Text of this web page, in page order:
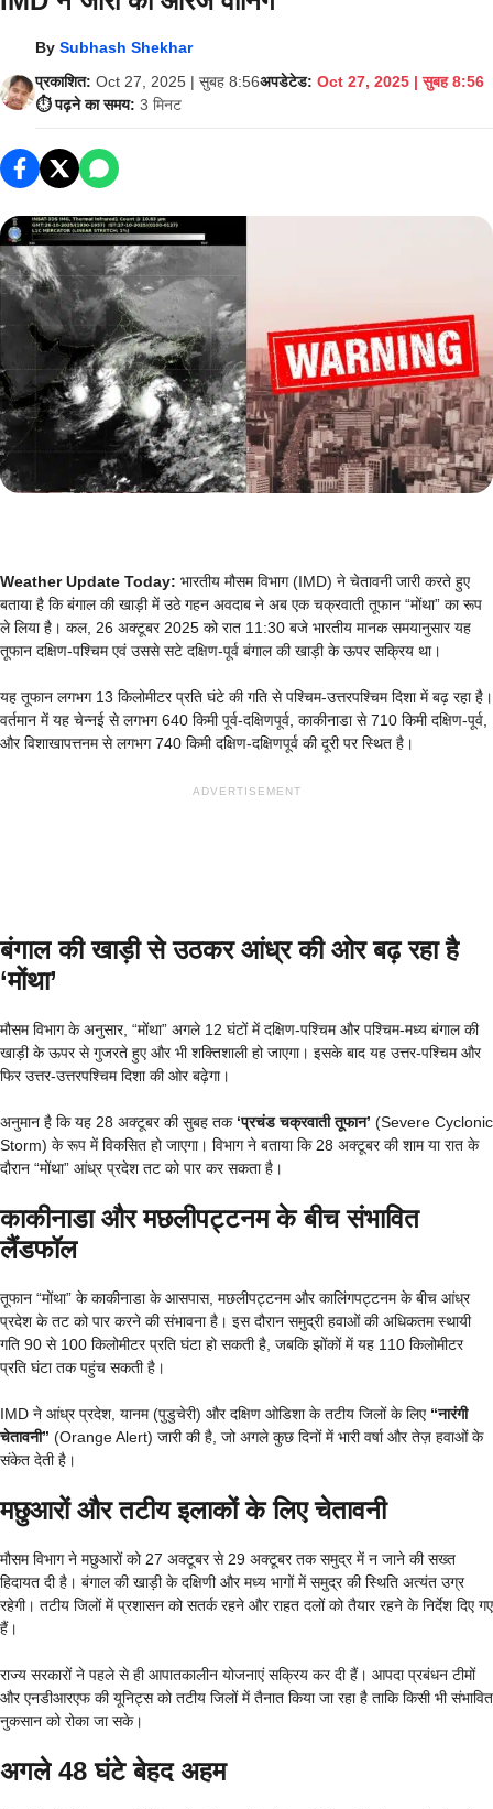
BySubhash Shekhar
प्रकाशित: Oct 27, 2025 | सुबह 8:56अपडेटेड: Oct 27, 2025 | सुबह 8:56
⏱️ पढ़ने का समय: 3 मिनट
Weather Update Today: भारतीय मौसम विभाग (IMD) ने चेतावनी जारी करते हुए
बताया है कि बंगाल की खाड़ी में उठे गहन अवदाब ने अब एक चक्रवाती तूफान “मोंथा” का रूप
ले लिया है। कल, 26 अक्टूबर 2025 को रात 11:30 बजे भारतीय मानक समयानुसार यह
तूफान दक्षिण-पश्चिम एवं उससे सटे दक्षिण-पूर्व बंगाल की खाड़ी के ऊपर सक्रिय था।
यह तूफान लगभग 13 किलोमीटर प्रति घंटे की गति से पश्चिम-उत्तरपश्चिम दिशा में बढ़ रहा है।
वर्तमान में यह चेन्नई से लगभग 640 किमी पूर्व-दक्षिणपूर्व, काकीनाडा से 710 किमी दक्षिण-पूर्व,
और विशाखापत्तनम से लगभग 740 किमी दक्षिण-दक्षिणपूर्व की दूरी पर स्थित है।
ADVERTISEMENT
बंगाल की खाड़ी से उठकर आंध्र की ओर बढ़ रहा है
‘मोंथा’
मौसम विभाग के अनुसार, “मोंथा” अगले 12 घंटों में दक्षिण-पश्चिम और पश्चिम-मध्य बंगाल की
खाड़ी के ऊपर से गुजरते हुए और भी शक्तिशाली हो जाएगा। इसके बाद यह उत्तर-पश्चिम और
फिर उत्तर-उत्तरपश्चिम दिशा की ओर बढ़ेगा।
अनुमान है कि यह 28 अक्टूबर की सुबह तक ‘प्रचंड चक्रवाती तूफान’ (Severe Cyclonic
Storm) के रूप में विकसित हो जाएगा। विभाग ने बताया कि 28 अक्टूबर की शाम या रात के
दौरान “मोंथा” आंध्र प्रदेश तट को पार कर सकता है।
काकीनाडा और मछलीपट्टनम के बीच संभावित
लैंडफॉल
तूफान “मोंथा” के काकीनाडा के आसपास, मछलीपट्टनम और कालिंगपट्टनम के बीच आंध्र
प्रदेश के तट को पार करने की संभावना है। इस दौरान समुद्री हवाओं की अधिकतम स्थायी
गति 90 से 100 किलोमीटर प्रति घंटा हो सकती है, जबकि झोंकों में यह 110 किलोमीटर
प्रति घंटा तक पहुंच सकती है।
IMD ने आंध्र प्रदेश, यानम (पुडुचेरी) और दक्षिण ओडिशा के तटीय जिलों के लिए “नारंगी
चेतावनी” (Orange Alert) जारी की है, जो अगले कुछ दिनों में भारी वर्षा और तेज़ हवाओं के
संकेत देती है।
मछुआरों और तटीय इलाकों के लिए चेतावनी
मौसम विभाग ने मछुआरों को 27 अक्टूबर से 29 अक्टूबर तक समुद्र में न जाने की सख्त
हिदायत दी है। बंगाल की खाड़ी के दक्षिणी और मध्य भागों में समुद्र की स्थिति अत्यंत उग्र
रहेगी। तटीय जिलों में प्रशासन को सतर्क रहने और राहत दलों को तैयार रहने के निर्देश दिए गए
हैं।
राज्य सरकारों ने पहले से ही आपातकालीन योजनाएं सक्रिय कर दी हैं। आपदा प्रबंधन टीमों
और एनडीआरएफ की यूनिट्स को तटीय जिलों में तैनात किया जा रहा है ताकि किसी भी संभावित
नुकसान को रोका जा सके।
अगले 48 घंटे बेहद अहम